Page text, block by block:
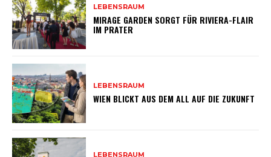
LEBENSRAUM
MIRAGE GARDEN SORGT FÜR RIVIERA-FLAIR
IM PRATER
LEBENSRAUM
WIEN BLICKT AUS DEM ALL AUF DIE ZUKUNFT
LEBENSRAUM